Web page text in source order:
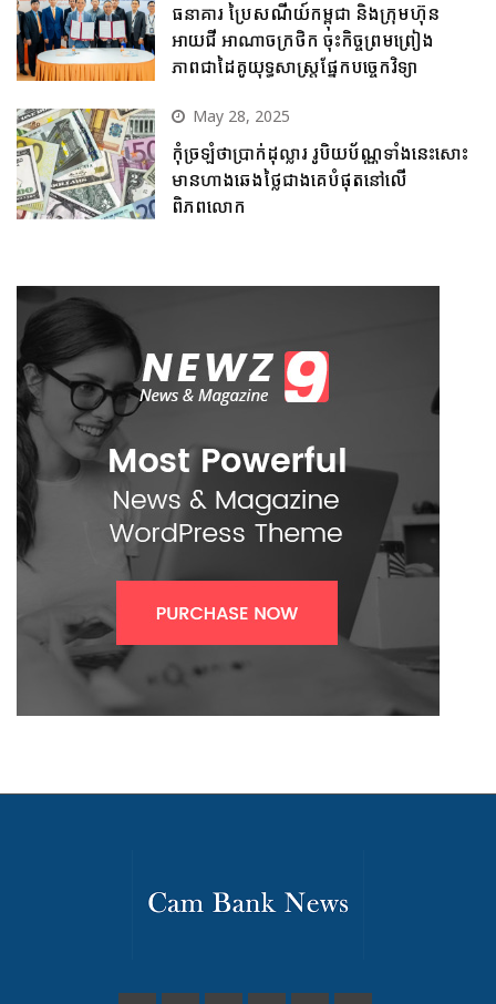
ធនាគារ ប្រៃសណីយ៍កម្ពុជា និងក្រុមហ៊ុន
អាយជី អាណាចក្រថិក ចុះកិច្ចព្រមព្រៀង
ភាពជាដៃគូយុទ្ធសាស្ត្រផ្នែកបច្ចេកវិទ្យា
May 28, 2025
កុំច្រឡំថាប្រាក់ដុល្លារ រូបិយប័ណ្ណទាំងនេះសោះ
មានហាងឆេងថ្លៃជាងគេបំផុតនៅលើ
ពិភពលោក